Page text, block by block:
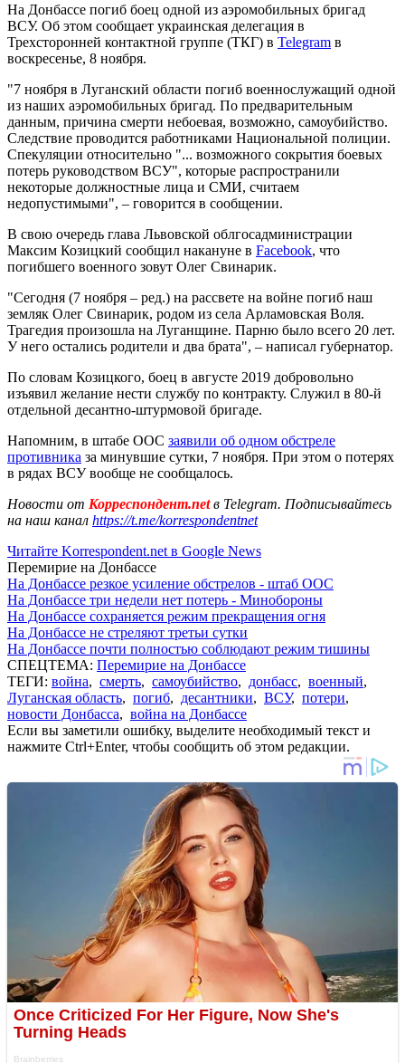
На Донбассе погиб боец одной из аэромобильных бригад
ВСУ. Об этом сообщает украинская делегация в
Трехсторонней контактной группе (ТКГ) в Telegram в
воскресенье, 8 ноября.
"7 ноября в Луганский области погиб военнослужащий одной
из наших аэромобильных бригад. По предварительным
данным, причина смерти небоевая, возможно, самоубийство.
Следствие проводится работниками Национальной полиции.
Спекуляции относительно "... возможного сокрытия боевых
потерь руководством ВСУ", которые распространили
некоторые должностные лица и СМИ, считаем
недопустимыми", – говорится в сообщении.
В свою очередь глава Львовской облгосадминистрации
Максим Козицкий сообщил накануне в Facebook, что
погибшего военного зовут Олег Свинарик.
"Сегодня (7 ноября – ред.) на рассвете на войне погиб наш
земляк Олег Свинарик, родом из села Арламовская Воля.
Трагедия произошла на Луганщине. Парню было всего 20 лет.
У него остались родители и два брата", – написал губернатор.
По словам Козицкого, боец ​​в августе 2019 добровольно
изъявил желание нести службу по контракту. Служил в 80-й
отдельной десантно-штурмовой бригаде.
Напомним, в штабе ООС заявили об одном обстреле
противника за минувшие сутки, 7 ноября. При этом о потерях
в рядах ВСУ вообще не сообщалось.
Новости от Корреспондент.netв Telegram. Подписывайтесь
на наш канал https://t.me/korrespondentnet
Читайте Korrespondent.net в Google News
Перемирие на Донбассе
На Донбассе резкое усиление обстрелов - штаб ООС
На Донбассе три недели нет потерь - Минобороны
На Донбассе сохраняется режим прекращения огня
На Донбассе не стреляют третьи сутки
На Донбассе почти полностью соблюдают режим тишины
СПЕЦТЕМА: Перемирие на Донбассе
ТЕГИ: война, смерть, самоубийство, донбасс, военный,
Луганская область, погиб, десантники, ВСУ, потери,
новости Донбасса, война на Донбассе
Если вы заметили ошибку, выделите необходимый текст и
нажмите Ctrl+Enter, чтобы сообщить об этом редакции.